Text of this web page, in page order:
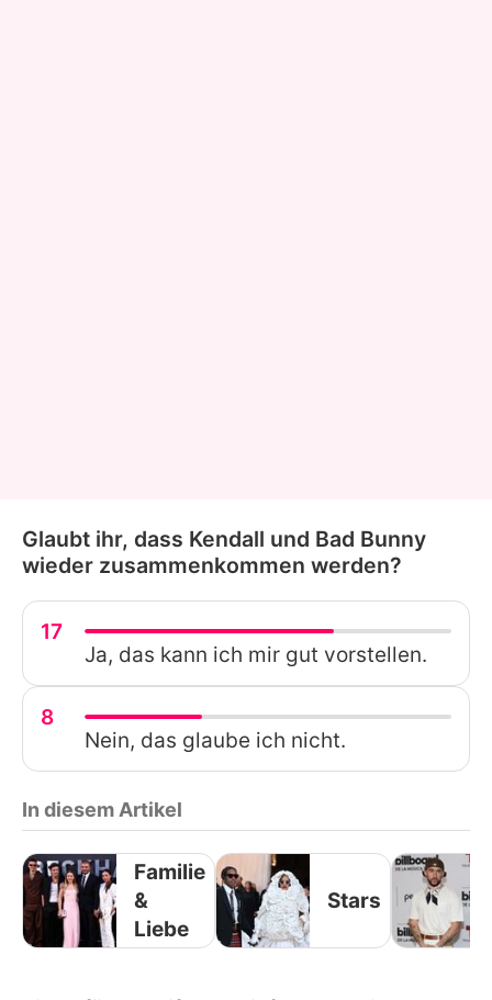
Glaubt ihr, dass Kendall und Bad Bunny
wieder zusammenkommen werden?
17
Ja, das kann ich mir gut vorstellen.
8
Nein, das glaube ich nicht.
In diesem Artikel
Familie
&
Liebe
Stars